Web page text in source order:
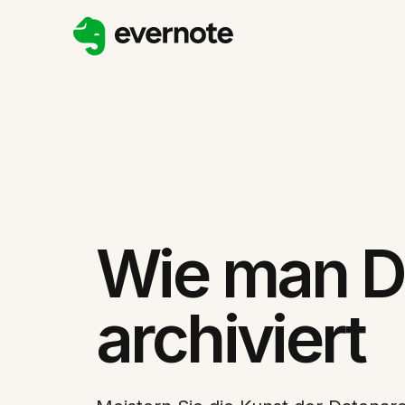
Wie man
archiviert